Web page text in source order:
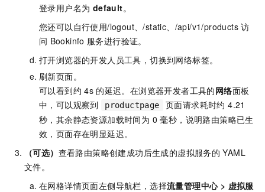
登录用户名为 default。
您还可以自行使用/logout 、/static /api/v1/products 访
问 Bookinfo 服务进行验证。
打开浏览器的开发人员工具，切换到网络标签。
刷新页面。
可以看到约 4s 的延迟。在浏览器开发者工具的网络面板
中，可以观察到
productpage
页面请求耗时约 4.21
秒，其余静态资源加载时间为 0 毫秒，说明路由策略已生
效，页面存在明显延迟。
（可选） 查看路由策略创建成功后生成的虚拟服务的 YAML
文件。
在网格详情页面左侧导航栏，选择流量管理中心> 虚拟服